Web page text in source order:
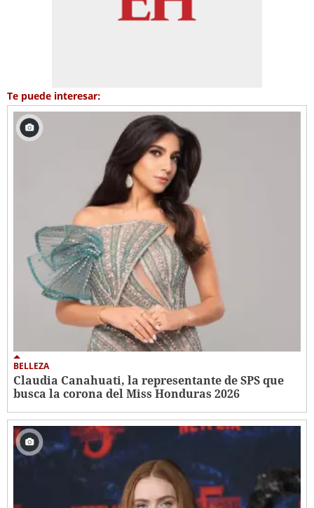
Te puede interesar:
BELLEZA
Claudia Canahuati, la representante de SPS que
busca la corona del Miss Honduras 2026